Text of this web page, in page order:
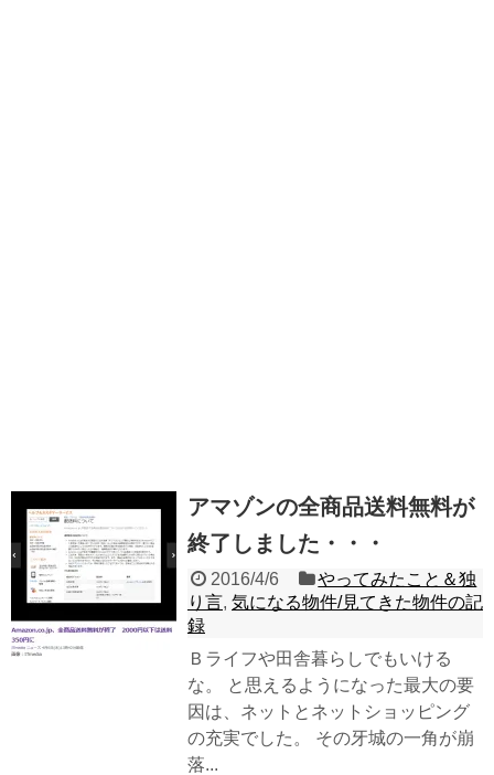
アマゾンの全商品送料無料が
終了しました・・・
2016/4/6
やってみたこと＆独
り言, 気になる物件/見てきた物件の記
録
Ｂライフや田舎暮らしでもいける
な。 と思えるようになった最大の要
因は、ネットとネットショッピング
の充実でした。 その牙城の一角が崩
落...